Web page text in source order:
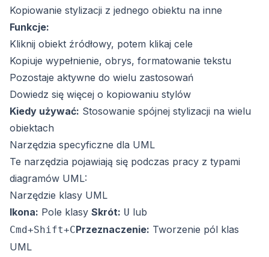
Kopiowanie stylizacji z jednego obiektu na inne
Funkcje:
Kliknij obiekt źródłowy, potem klikaj cele
Kopiuje wypełnienie, obrys, formatowanie tekstu
Pozostaje aktywne do wielu zastosowań
Dowiedz się więcej o kopiowaniu stylów
Kiedy używać: Stosowanie spójnej stylizacji na wielu
obiektach
Narzędzia specyficzne dla UML
Te narzędzia pojawiają się podczas pracy z typami
diagramów UML:
Narzędzie klasy UML
Ikona: Pole klasy Skrót: U lub
Cmd+Shift+CPrzeznaczenie: Tworzenie pól klas
UML